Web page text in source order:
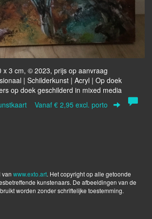
x 3 cm, © 2023, prijs op aanvraag
| Schilderkunst | Acryl | Op doek
op doek geschilderd in mixed media
Vanaf € 2,95 excl. porto
van www.exto.art. Het copyright op alle getoonde
kunstenaars. De afbeeldingen van de
worden zonder schriftelijke toestemming.